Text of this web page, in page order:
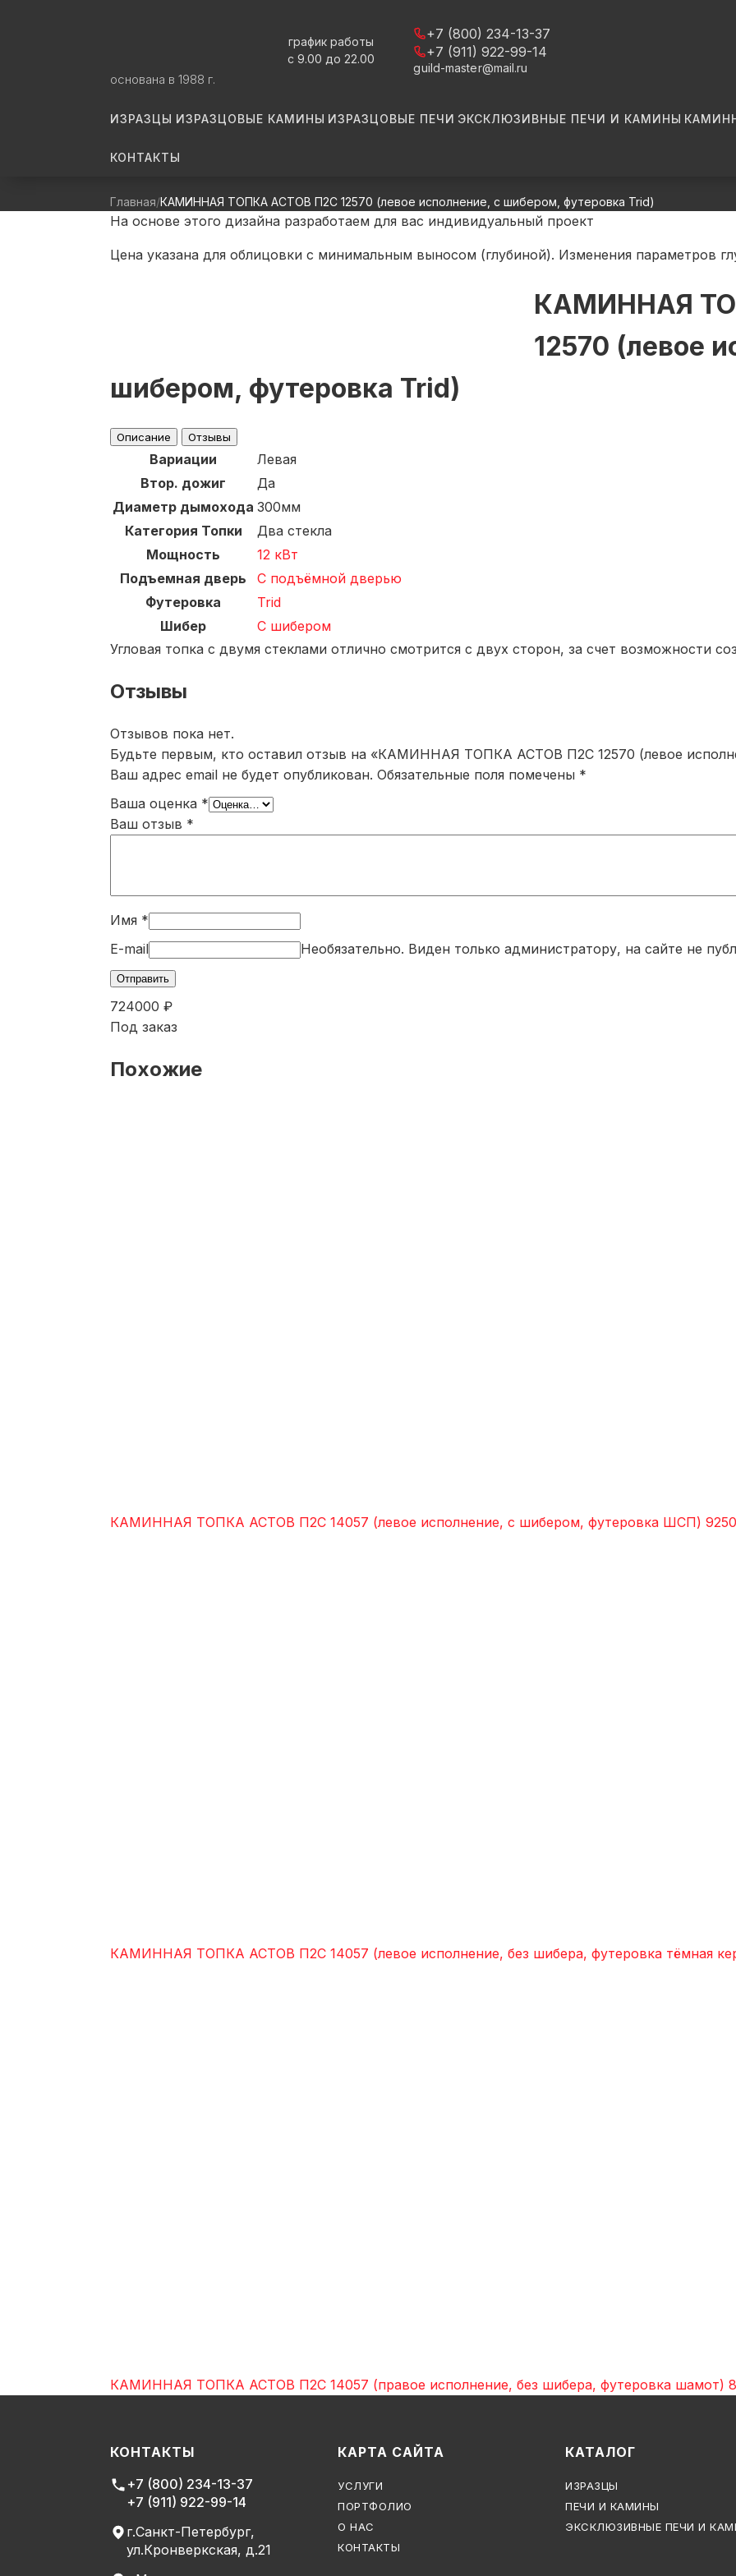
основана в 1988 г.
график работы
с 9.00 до 22.00
+7 (800) 234-13-37
+7 (911) 922-99-14
guild-master@mail.ru
ИЗРАЗЦЫ ИЗРАЗЦОВЫЕ КАМИНЫ ИЗРАЗЦОВЫЕ ПЕЧИ ЭКСКЛЮЗИВНЫЕ ПЕЧИ И КАМИНЫ
КОНТАКТЫ
Главная КАМИННАЯ ТОПКА АСТОВ П2С 12570 (левое исполнение, с шибером, футеровка Trid)
На основе этого дизайна разработаем для вас индивидуальный проект
Цена указана для облицовки с минимальным выносом (глубиной). Изменения параметров
КАМИННАЯ
12570 (левое
шибером, футеровка Trid)
Описание Отзывы
Вариации
Левая
Втор. дожиг
Да
Диаметр дымохода 300мм
Категория Топки
Два стекла
Мощность
12 кВт
Подъемная дверь
С подъёмной дверью
Футеровка
Trid
Шибер
С шибером
Угловая топка с двумя стеклами отлично смотрится с двух сторон, за счет возможности
Отзывы
Отзывов пока нет.
Будьте первым, кто оставил отзыв на «КАМИННАЯ ТОПКА АСТОВ П2С 12570 (левое
Ваш адрес email не будет опубликован. Обязательные поля помечены *
Ваша оценка *
Ваш отзыв *
Имя *
E-mail
Необязательно. Виден только администратору, на сайте не
724000₽
Под заказ
Похожие
КАМИННАЯ ТОПКА АСТОВ П2С 14057 (левое исполнение, с шибером, футеровка ШСП)
КАМИННАЯ ТОПКА АСТОВ П2С 14057 (левое исполнение, без шибера, футеровка тёмная
КАМИННАЯ ТОПКА АСТОВ П2С 14057 (правое исполнение, без шибера, футеровка шамот)
КОНТАКТЫ
+7 (800) 234-13-37
+7 (911) 922-99-14
г.Санкт-Петербург,
ул.Кронверкская, д.21
КАРТА САЙТА
УСЛУГИ
ПОРТФОЛИО
О НАС
КОНТАКТЫ
КАТАЛОГ
ИЗРАЗЦЫ
ПЕЧИ И КАМИНЫ
ЭКСКЛЮЗИВНЫЕ ПЕЧИ И